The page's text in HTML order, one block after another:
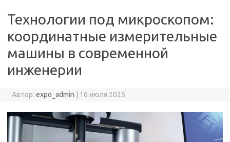
Технологии под микроскопом:
координатные измерительные
машины в современной
инженерии
Автор: expo_admin 16 июля 2025